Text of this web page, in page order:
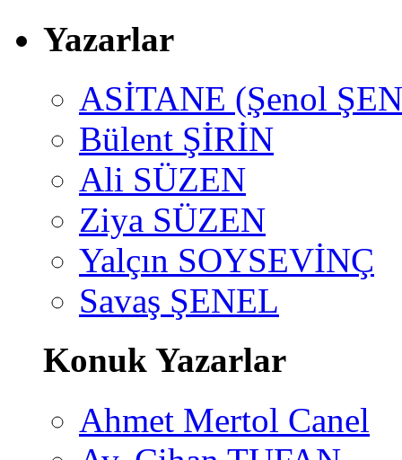
Yazarlar
ASİTANE (Şenol
Bülent ŞİRİN
Ali SÜZEN
Ziya SÜZEN
Yalçın SOYSEVİNÇ
Savaş ŞENEL
Konuk Yazarlar
Ahmet Mertol Canel